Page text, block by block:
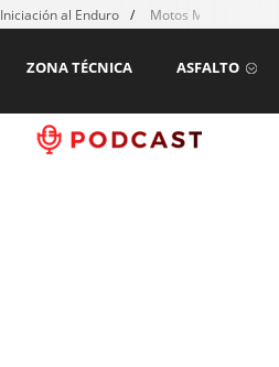
Iniciación al Enduro Motos MX para
ASFALTO
ZONA TÉCNICA